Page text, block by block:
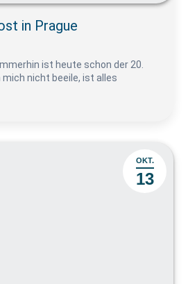
in Prague
ist heute schon der 20.
mich nicht beeile, ist alles
OKT.
13